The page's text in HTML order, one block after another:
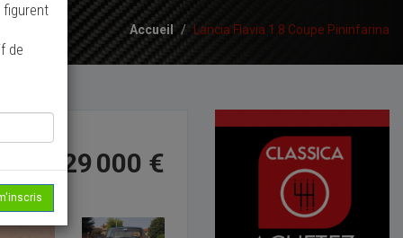
Accueil / Lancia Flavia 1.8 Coupe Pininfarina
29 000 €
de